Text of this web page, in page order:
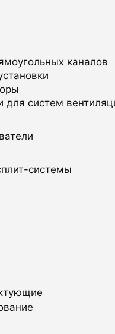
каналов
для систем
системы